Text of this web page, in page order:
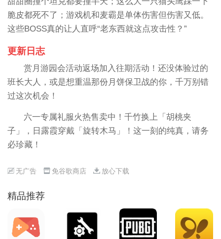
脆皮都死不了；游戏机和麦霸是单体伤害但伤害又低。
这些BOSS真的让人直呼“老东西就这点攻击性？”
更新日志
赏月游园会活动返场加入往期活动！还没体验过的
班长大人，或是想重温那份月饼保卫战的你，千万别错
过这次机会！
六一专属礼服火热售卖中！千竹换上「胡桃夹
子」，日露霞穿戴「旋转木马」！这一刻的纯真，请务
必珍藏！
无广告 免谷歌商店 放心下载
精品推荐